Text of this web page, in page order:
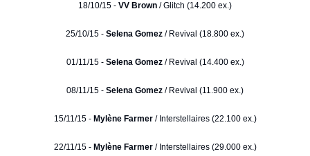
18/10/15 - VV Brown / Glitch (14.200 ex.)
25/10/15 - Selena Gomez / Revival (18.800 ex.)
01/11/15 - Selena Gomez/ Revival (14.400 ex.)
08/11/15 - Selena Gomez / Revival (11.900 ex.)
15/11/15 - Mylène Farmer/ Interstellaires (22.100 ex.)
22/11/15 - Mylène Farmer/ Interstellaires (29.000 ex.)